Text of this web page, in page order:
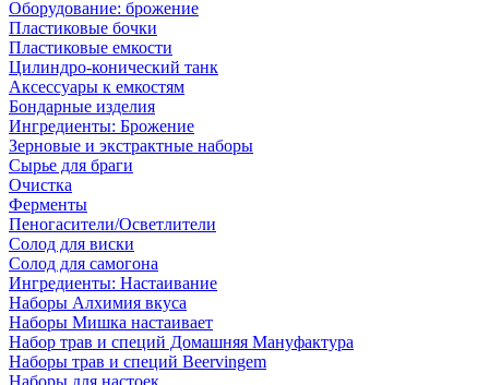
Оборудование: брожение
Пластиковые бочки
Пластиковые емкости
Цилиндро-конический танк
Аксессуары к емкостям
Бондарные изделия
Ингредиенты: Брожение
Зерновые и экстрактные наборы
Сырье для браги
Очистка
Ферменты
Пеногасители/Осветлители
Солод для виски
Солод для самогона
Ингредиенты: Настаивание
Наборы Алхимия вкуса
Наборы Мишка настаивает
Набор трав и специй Домашняя Мануфактура
Наборы трав и специй Beervingem
Наборы для настоек